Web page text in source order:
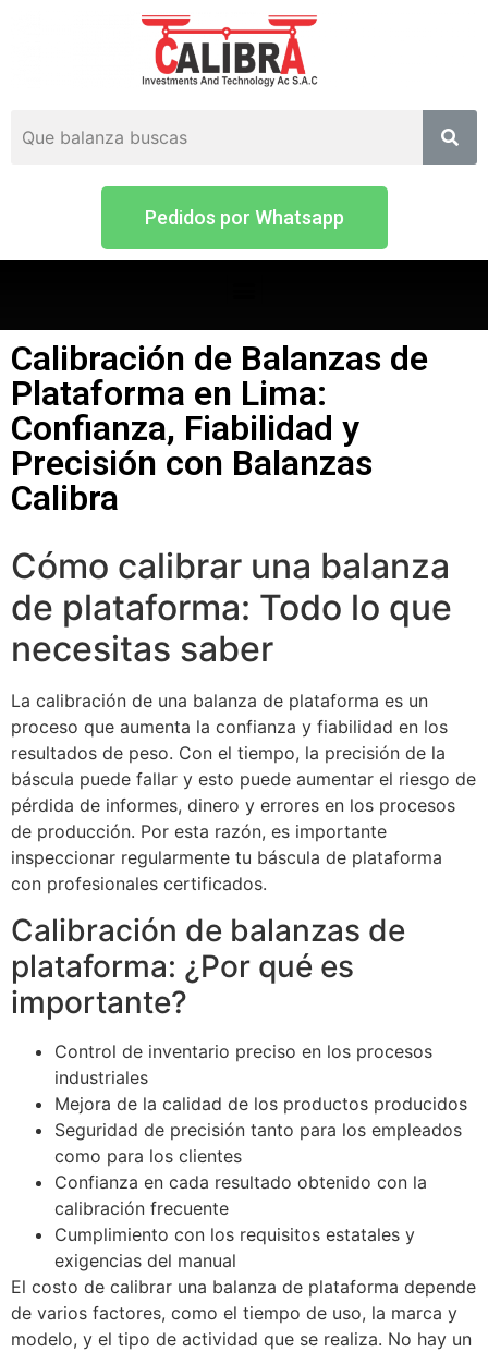
Pedidos por Whatsapp
Calibración de Balanzas de
Plataforma en Lima:
Confianza, Fiabilidad y
Precisión con Balanzas
Calibra
Cómo calibrar una balanza
de plataforma: Todo lo que
necesitas saber
La calibración de una balanza de plataforma es un
proceso que aumenta la confianza y fiabilidad en los
resultados de peso. Con el tiempo, la precisión de la
báscula puede fallar y esto puede aumentar el riesgo de
pérdida de informes, dinero y errores en los procesos
de producción. Por esta razón, es importante
inspeccionar regularmente tu báscula de plataforma
con profesionales certificados.
Calibración de balanzas de
plataforma: ¿Por qué es
importante?
Control de inventario preciso en los procesos
industriales
Mejora de la calidad de los productos producidos
Seguridad de precisión tanto para los empleados
como para los clientes
Confianza en cada resultado obtenido con la
calibración frecuente
Cumplimiento con los requisitos estatales y
exigencias del manual
El costo de calibrar una balanza de plataforma depende
de varios factores, como el tiempo de uso, la marca y
modelo, y el tipo de actividad que se realiza. No hay un